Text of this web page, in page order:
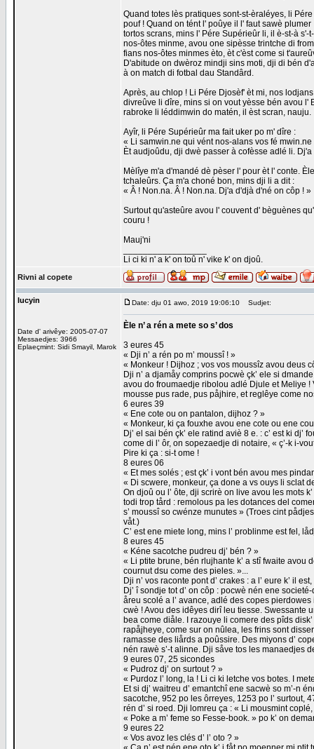
Quand totes lès pratiques sont-st-èraléyes, li
pouf ! Quand on tént l' poûye il l' faut sawè
tortos scrans, mins l' Pére Supérieûr li, il è-st-à
nos-ôtes minme, avou one sipèsse trintche di
fians nos-ôtes minmes èto, èt c'èst come si
D'abitude on dwèroz mindji sins moti, dji di bén
à on match di fotbal dau Standârd.
Après, au chlop ! Li Pére Djosèf' èt mi, nos
divreûve li dîre, mins si on vout yèsse bén avou l'
rabroke li léddimwin do matén, il èst scran,
Ayîr, li Pére Supérieûr ma fait uker po m' dîre :
« Li samwin.ne qui vént nos-alans vos fé mwin.ne
Èt audjoûdu, dji dwè passer à cofèsse adlé li.
Mèlîye m'a d'mandé dè pèser l' pour èt l' conte.
tchaleûrs. Ça m'a choné bon, mins dji li a dit :
« Â ! Non.na. Â ! Non.na. Dj'a d'djà d'né on côp ! »
Surtout qu'asteûre avou l' couvent d' bèguènes
couru !
Mauj'ni
Li ci ki n' a k' on toû n' vike k' on djoû.
Rivni al copete
lucyin
Date d' arivêye: 2005-07-07
Messaedjes: 3966
Eplaeçmint: Sidi Smayil, Marok
Date: dju 01 awo, 2019 19:06:10 Sudjet:
Èle n’ a rén a mete so s’ dos
3 eures 45
« Dji n’ a rén po m’ moussî ! »
« Monkeur ! Dijhoz ; vos vos moussîz avou deus
Dji n’ a djamåy comprins pocwè çk’ ele si
avou do froumaedje ribolou adlé Djule et Meliye !
mousse pus rade, pus påjhire, et reglêye come
6 eures 39
« Ene cote ou on pantalon, dijhoz ? »
« Monkeur, ki ça fouxhe avou ene cote ou ene
Dj’ el sai bén çk’ ele ratind aviè 8 e. : c’ est ki
come di l’ ôr, on sopezaedje di notaire, « ç’-k i-
Pire ki ça : si-t ome !
8 eures 06
« Et mes solés ; est çk’ i vont bén avou mes
« Di scwere, monkeur, ça done a vs ouys li sclat
On djoû ou l’ ôte, dji scrirè on live avou les mots
todi trop tård : remolous pa les dotances del
s’ moussî so cwénze munutes » (Troes cint
våt.)
C’ est ene miete long, mins l’ problinme est fel,
8 eures 45
« Kéne sacotche pudreu dj’ bén ? »
« Li ptite brune, bén rlujhante k’ a stî fwaite avou
cournut dsu come des pieles. »...
Dji n’ vos raconte pont d’ crakes : a l’ eure k’ il
Dj’ î sondje tot d’ on côp : pocwè nén ene
åreu scolé a l’ avance, adlé des copes
cwè ! Avou des idêyes dirî leu tiesse. Swessante
bea come diåle. I razouye li comere des pîds
rapåjheye, come sur on nûlea, les frins sont
ramasse des liårds a poûssire. Des miyons d’
nén rawè s’-t alinne. Dji såve tos les manaedjes
9 eures 07, 25 sicondes
« Pudroz dj’ on surtout ? »
« Purdoz l’ long, la ! Li ci ki letche vos botes. I
Et si dj’ waitreu d’ emantchî ene sacwè so m’-n
sacotche, 952 po les ôrreyes, 1253 po l’ surtout,
rén d’ si roed. Dji lomreu ça : « Li mousmint
« Poke a m’ feme so Fesse-book. » po k’ on
9 eures 22
« Vos avoz les clés d’ l’ oto ? »